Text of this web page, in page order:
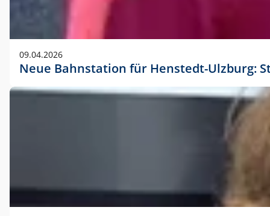
09.04.2026
Neue Bahnstation für Henstedt-Ulzburg: